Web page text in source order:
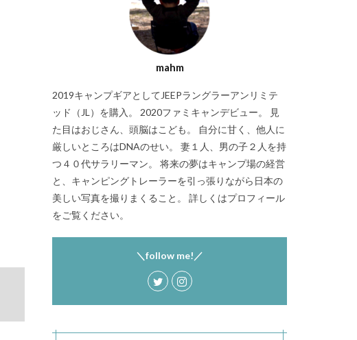
mahm
2019キャンプギアとしてJEEPラングラーアンリミテ
ッド（JL）を購入。 2020ファミキャンデビュー。 見
た目はおじさん、頭脳はこども。 自分に甘く、他人に
厳しいところはDNAのせい。 妻１人、男の子２人を持
つ４０代サラリーマン。 将来の夢はキャンプ場の経営
と、キャンピングトレーラーを引っ張りながら日本の
美しい写真を撮りまくること。 詳しくはプロフィール
をご覧ください。
＼follow me!／